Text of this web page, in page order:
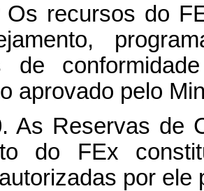
Os recursos do
de
aprovado pelo
As Reservas de
do FEx
por ele